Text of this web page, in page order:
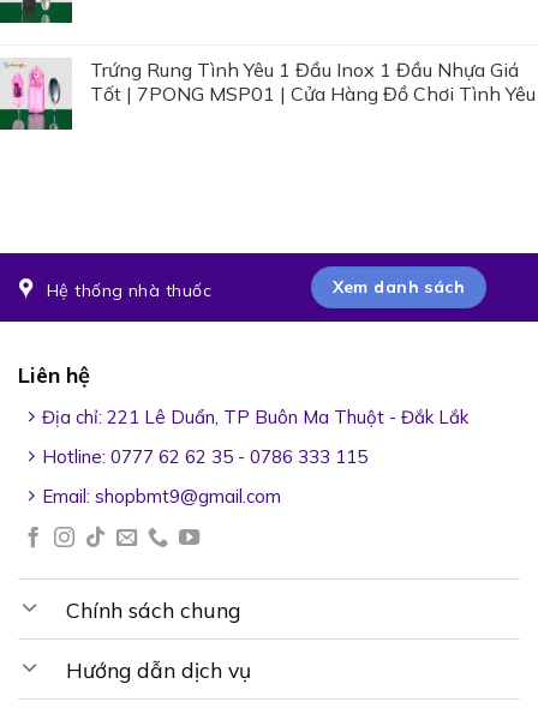
Trứng Rung Tình Yêu 1 Đầu Inox 1 Đầu Nhựa Giá
Tốt | 7PONG MSP01 | Cửa Hàng Đồ Chơi Tình Yêu
Hệ thống nhà thuốc Xem danh sách
Liên hệ
Địa chỉ: 221 Lê Duẩn, TP Buôn Ma Thuột - Đắk Lắk
Hotline: 0777 62 62 35 - 0786 333 115
Email: shopbmt9@gmail.com
Chính sách chung
Hướng dẫn dịch vụ